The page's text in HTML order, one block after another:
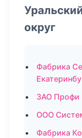
округ
Фабрика
ЗАО Профи
ООО
Фабрика